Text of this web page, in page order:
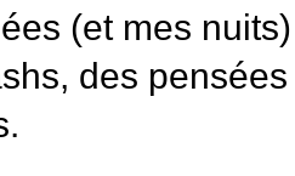
(et mes
des